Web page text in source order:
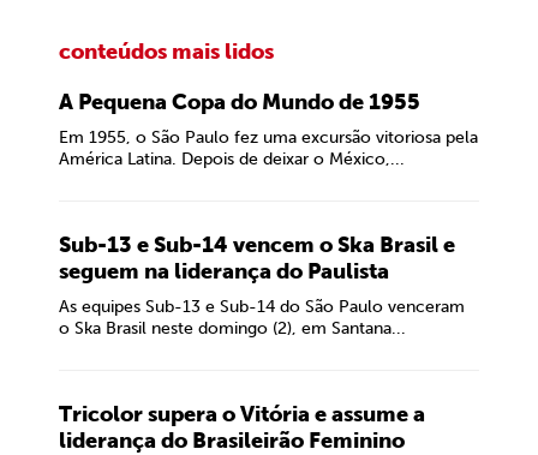
conteúdos mais lidos
A Pequena Copa do Mundo de 1955
Em 1955, o São Paulo fez uma excursão vitoriosa pela
América Latina. Depois de deixar o México,...
Sub-13 e Sub-14 vencem o Ska Brasil e
seguem na liderança do Paulista
As equipes Sub-13 e Sub-14 do São Paulo venceram
o Ska Brasil neste domingo (2), em Santana...
Tricolor supera o Vitória e assume a
liderança do Brasileirão Feminino